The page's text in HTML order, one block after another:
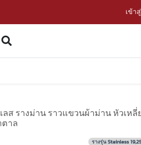
เข้า
ส รางม่าน ราวแขวนผ้าม่าน หัวเหลี่
ตาล
รางรุ่น Stainless